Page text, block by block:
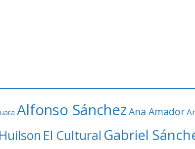
Alfonso SánchezAna Amador
El Cultural Gabriel